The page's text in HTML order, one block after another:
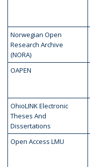
Norwegian Open
Research Archive
(NORA)
OAPEN
OhioLINK Electronic
Theses And
Dissertations
Open Access LMU